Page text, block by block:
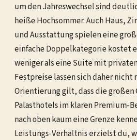
um den Jahreswechsel sind
heiße Hochsommer. Auch Haus,
und Ausstattung spielen eine
einfache Doppelkategorie kostet
weniger als eine Suite mit
Festpreise lassen sich daher nicht
Orientierung gilt, dass die großen
Palasthotels im klaren Premium-
nach oben kaum eine Grenze
Leistungs-Verhältnis erzielst du,